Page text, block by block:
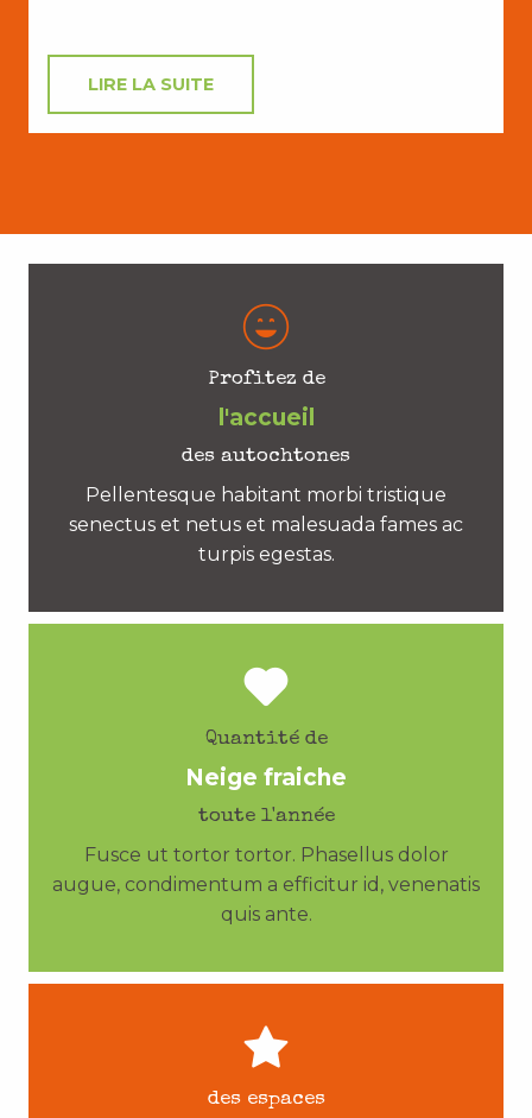
LIRE LA SUITE
Profitez de
l'accueil
des autochtones
Pellentesque habitant morbi tristique
senectus et netus et malesuada fames ac
turpis egestas.
Quantité de
Neige fraiche
toute l'année
Fusce ut tortor tortor. Phasellus dolor
augue, condimentum a efficitur id, venenatis
quis ante.
des espaces